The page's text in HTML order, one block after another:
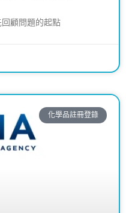
回顧問題的起點
化學品註冊登錄